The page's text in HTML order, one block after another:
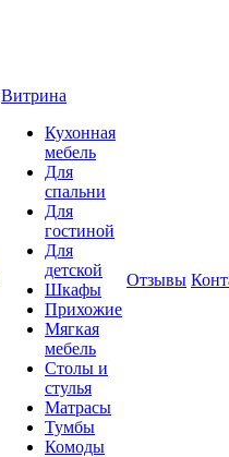
Витрина
Кухонная
мебель
Для
спальни
Для
гостиной
Для
детской
Шкафы
Прихожие
Мягкая
мебель
Столы и
стулья
Матрасы
Тумбы
Комоды
Отзывы